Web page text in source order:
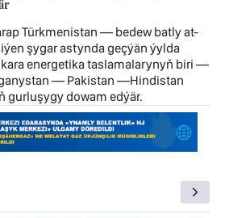
Türkmenistan — bedew batly at-
şygar astynda geçýän ýylda
energetika taslamalarynyň biri —
— Pakistan —Hindistan
gurluşygy dowam edýär.